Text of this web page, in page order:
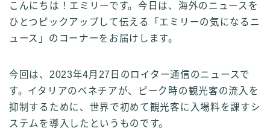
こんにちは！エミリーです。今日は、海外のニュースを
ひとつピックアップして伝える「エミリーの気になるニ
ュース」のコーナーをお届けします。
今回は、2023年4月27日のロイター通信のニュースで
す。イタリアのベネチアが、ピーク時の観光客の流入を
抑制するために、世界で初めて観光客に入場料を課すシ
ステムを導入したというものです。